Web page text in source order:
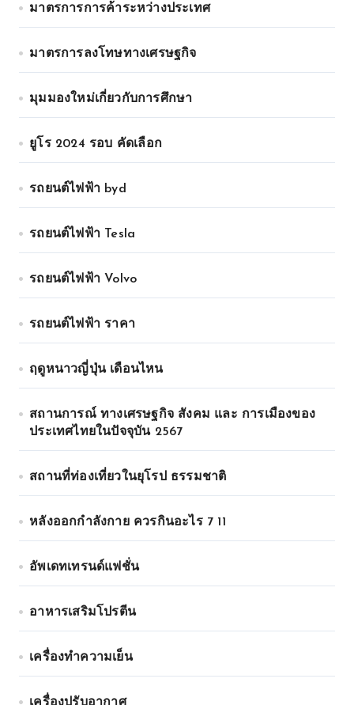
มาตรการการค้าระหว่างประเทศ
มาตรการลงโทษทางเศรษฐกิจ
มุมมองใหม่เกี่ยวกับการศึกษา
ยูโร 2024 รอบ คัดเลือก
รถยนต์ไฟฟ้า byd
รถยนต์ไฟฟ้า Tesla
รถยนต์ไฟฟ้า Volvo
รถยนต์ไฟฟ้า ราคา
ฤดูหนาวญี่ปุ่น เดือนไหน
สถานการณ์ ทางเศรษฐกิจ สังคม และ การเมืองของ
ประเทศไทยในปัจจุบัน 2567
สถานที่ท่องเที่ยวในยุโรป ธรรมชาติ
หลังออกกําลังกาย ควรกินอะไร 7 11
อัพเดทเทรนด์แฟชั่น
อาหารเสริมโปรตีน
เครื่องทำความเย็น